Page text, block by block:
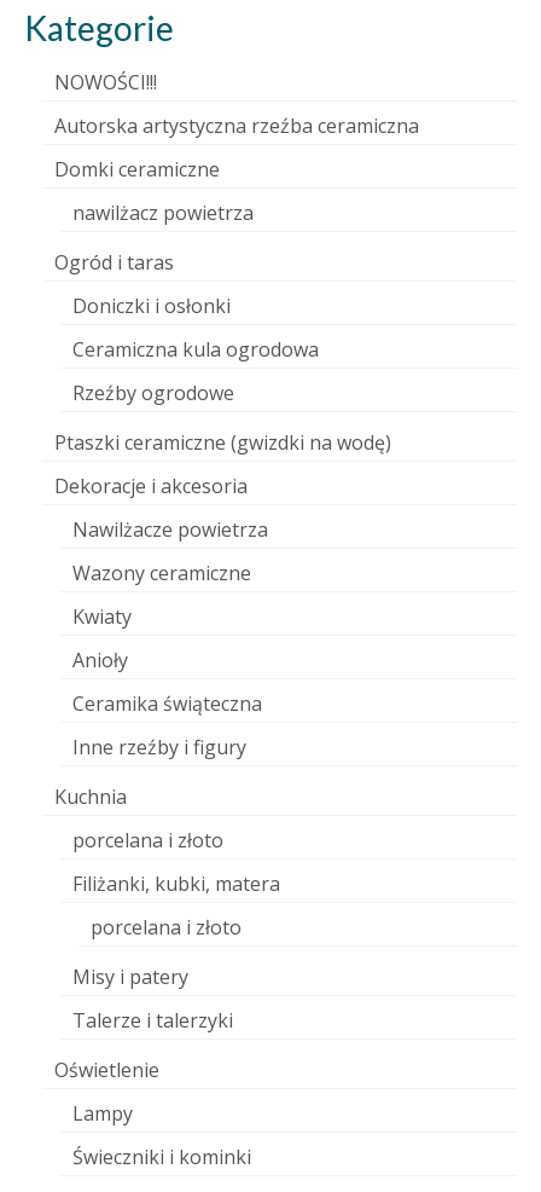
Kategorie
NOWOŚCI!!!
Autorska artystyczna rzeźba ceramiczna
Domki ceramiczne
nawilżacz powietrza
Ogród i taras
Doniczki i osłonki
Ceramiczna kula ogrodowa
Rzeźby ogrodowe
Ptaszki ceramiczne (gwizdki na wodę)
Dekoracje i akcesoria
Nawilżacze powietrza
Wazony ceramiczne
Kwiaty
Anioły
Ceramika świąteczna
Inne rzeźby i figury
Kuchnia
porcelana i złoto
Filiżanki, kubki, matera
porcelana i złoto
Misy i patery
Talerze i talerzyki
Oświetlenie
Lampy
Świeczniki i kominki